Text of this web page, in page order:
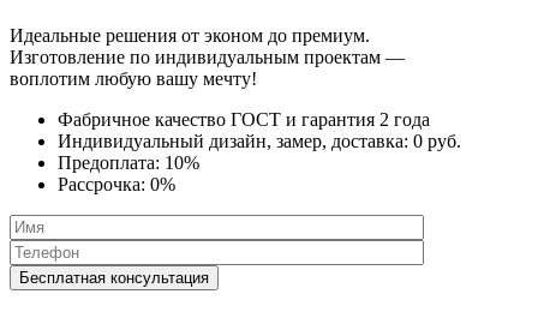
Идеальные решения от эконом до премиум.
Изготовление по индивидуальным проектам —
воплотим любую вашу мечту!
Фабричное качество ГОСТ и гарантия 2 года
Индивидуальный дизайн, замер, доставка: 0 руб.
Предоплата: 10%
Рассрочка: 0%